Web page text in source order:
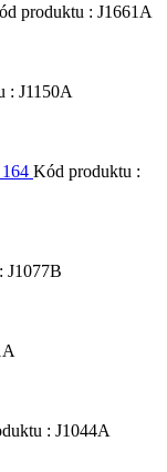
produktu : J1661A
: J1150A
Kód produktu :
: J1077B
: J1044A